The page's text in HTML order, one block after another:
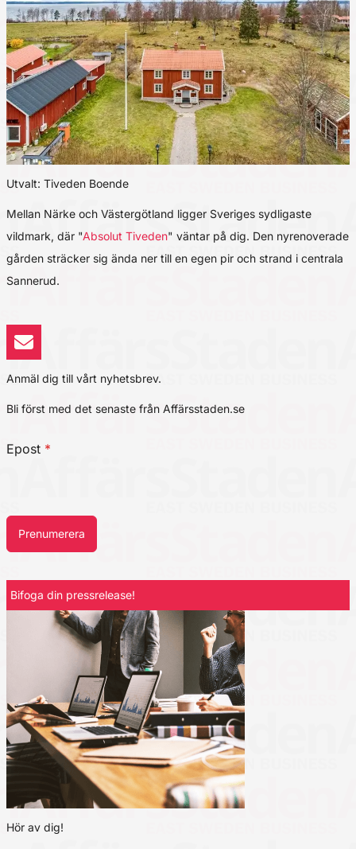
Utvalt: Tiveden Boende
Mellan Närke och Västergötland ligger Sveriges sydligaste
vildmark, där "Absolut Tiveden" väntar på dig. Den nyrenoverade
gården sträcker sig ända ner till en egen pir och strand i centrala
Sannerud.
Anmäl dig till vårt nyhetsbrev.
Bli först med det senaste från Affärsstaden.se
Epost *
Prenumerera
Bifoga din pressrelease!
Hör av dig!